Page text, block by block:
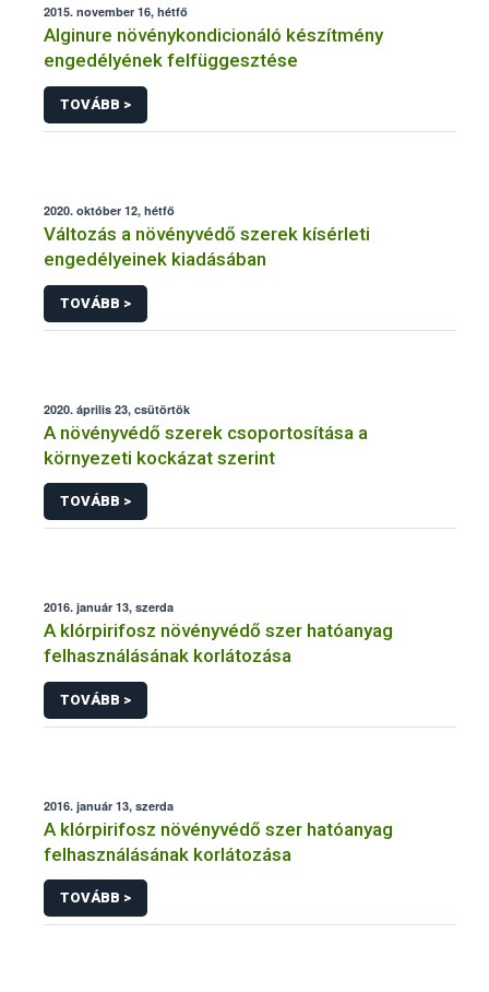
2015. november 16, hétfő
Alginure növénykondicionáló készítmény
engedélyének felfüggesztése
TOVÁBB >
2020. október 12, hétfő
Változás a növényvédő szerek kísérleti
engedélyeinek kiadásában
TOVÁBB >
2020. április 23, csütörtök
A növényvédő szerek csoportosítása a
környezeti kockázat szerint
TOVÁBB >
2016. január 13, szerda
A klórpirifosz növényvédő szer hatóanyag
felhasználásának korlátozása
TOVÁBB >
2016. január 13, szerda
A klórpirifosz növényvédő szer hatóanyag
felhasználásának korlátozása
TOVÁBB >